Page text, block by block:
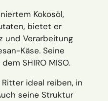
Kokosöl,
bietet er
und Verarbeitung
Käse. Seine
SHIRO MISO.
ideal reiben, in
seine Struktur